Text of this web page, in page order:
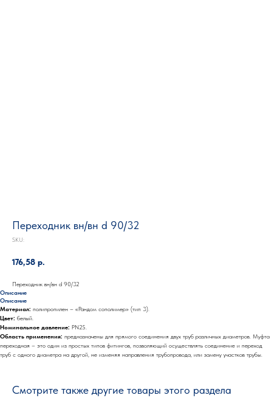
Переходник вн/вн d 90/32
SKU:
176,58 р.
Переходник вн/вн d 90/32
Описание
Описание
Материал: полипропилен – «Рандом сополимер» (тип 3).
Цвет: белый.
Номинальное давление: PN25.
Область применения: предназначены для прямого соединения двух труб различных диаметров. Муфта
переходная – это один из простых типов фитингов, позволяющий осуществлять соединение и переход
труб с одного диаметра на другой, не изменяя направления трубопровода, или замену участков трубы.
Смотрите также другие товары этого раздела